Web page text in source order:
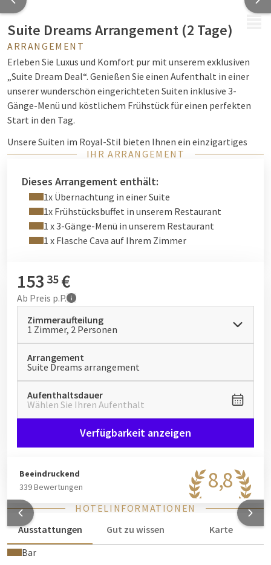
Suite Dreams Arrangement (2 Tage)
ARRANGEMENT
Erleben Sie Luxus und Komfort pur mit unserem exklusiven
„Suite Dream Deal“. Genießen Sie einen Aufenthalt in einer
unserer wunderschön eingerichteten Suiten inklusive 3-
Gänge-Menü und köstlichem Frühstück für einen perfekten
Start in den Tag.
Unsere Suiten im Royal-Stil bieten Ihnen ein einzigartiges
und unvergessliches Erlebnis. Jedes Detail wurde sorgfältig
zu gestalten – von der eleganten Einrichtung bis hin zur
luxuriösen Ausstattung. Beginnen Sie Ihren Tag mit einem
reichhaltigen Frühstück, zubereitet mit den frischesten
Zutaten, und genießen Sie anschließend den Luxus Ihrer Suite.
IHR ARRANGEMENT
Dieses Arrangement enthält:
1x Übernachtung in einer Suite
1x Frühstücksbuffet in unserem Restaurant
1 x 3-Gänge-Menü in unserem Restaurant
1 x Flasche Cava auf Ihrem Zimmer
153 35 €
Ab Preis p.P.
Zimmeraufteilung
1 Zimmer, 2 Personen
Arrangement
Suite Dreams arrangement
Aufenthaltsdauer
Wählen Sie Ihren Aufenthalt
Verfügbarkeit anzeigen
8,8
Beeindruckend
339 Bewertungen
HOTELINFORMATIONEN
Ausstattungen
Gut zu wissen
Karte
Bar